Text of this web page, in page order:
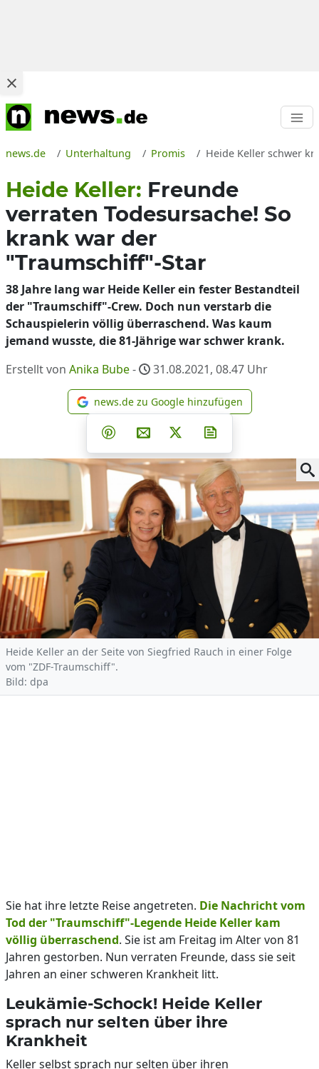
news.de Unterhaltung Promis Heide Keller schwer
Heide Keller: Freunde
verraten Todesursache! So
krank war der
"Traumschiff"-Star
38 Jahre lang war Heide Keller ein fester Bestandteil
der "Traumschiff"-Crew. Doch nun verstarb die
Schauspielerin völlig überraschend. Was kaum
jemand wusste, die 81-Jährige war schwer krank.
Erstellt von Anika Bube- 31.08.2021, 08.47 Uhr
news.de zu Google
news.de zu Google hinzufügen
Teilen auf Facebook
Teilen auf Whatsapp
Teilen auf Telegram
Teilen auf Pinterest
Per E-Mail teilen
Post auf X
Heide Keller an der Seite von Siegfried Rauch in einer Folge
vom "ZDF-Traumschiff".
Bild: dpa
Sie hat ihre letzte Reise angetreten. Die Nachricht vom
Tod der "Traumschiff"-Legende Heide Keller kam
völlig überraschend. Sie ist am Freitag im Alter von 81
Jahren gestorben. Nun verraten Freunde, dass sie seit
Jahren an einer schweren Krankheit litt.
Leukämie-Schock! Heide Keller
sprach nur selten über ihre
Krankheit
Keller selbst sprach nur selten über ihren